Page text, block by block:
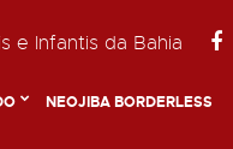
e Infantis da Bahia
NEOJIBA BORDERLESS